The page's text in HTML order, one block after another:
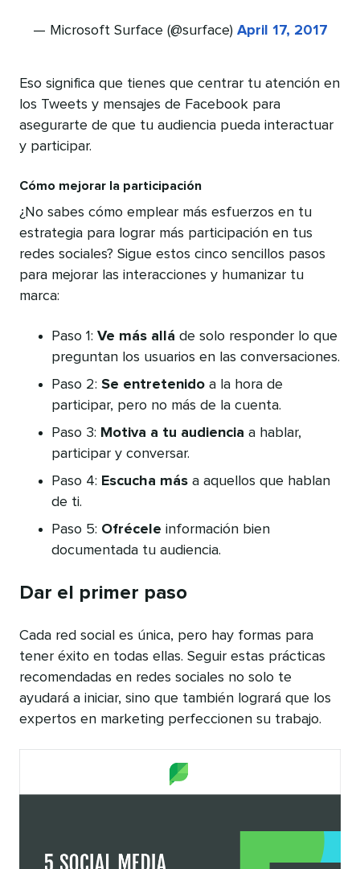
— Microsoft Surface (@surface) April 17, 2017
Eso significa que tienes que centrar tu atención en
los Tweets y mensajes de Facebook para
asegurarte de que tu audiencia pueda interactuar
y participar.
Cómo mejorar la participación
¿No sabes cómo emplear más esfuerzos en tu
estrategia para lograr más participación en tus
redes sociales? Sigue estos cinco sencillos pasos
para mejorar las interacciones y humanizar tu
marca:
Paso 1: Ve más allá de solo responder lo que
preguntan los usuarios en las conversaciones.
Paso 2: Se entretenido a la hora de
participar, pero no más de la cuenta.
Paso 3: Motiva a tu audiencia a hablar,
participar y conversar.
Paso 4: Escucha más a aquellos que hablan
de ti.
Paso 5: Ofrécele información bien
documentada tu audiencia.
Dar el primer paso
Cada red social es única, pero hay formas para
tener éxito en todas ellas. Seguir estas prácticas
recomendadas en redes sociales no solo te
ayudará a iniciar, sino que también logrará que los
expertos en marketing perfeccionen su trabajo.